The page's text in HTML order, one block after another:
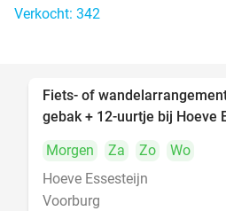
Verkocht: 342
Fiets- of
gebak + 12-uurtje bij Hoeve
Morgen
Za Zo
Wo
Hoeve Essesteijn
Voorburg